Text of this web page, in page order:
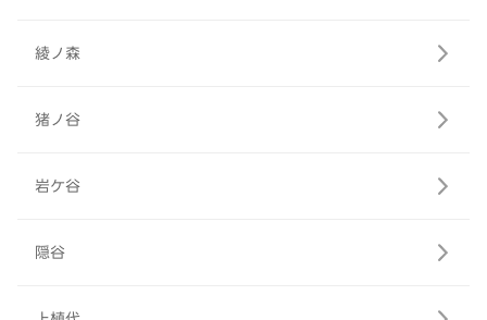
綾ノ森
猪ノ谷
岩ケ谷
隠谷